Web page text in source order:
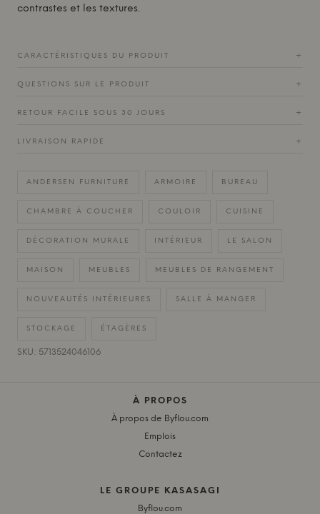
contrastes et les textures.
CARACTÉRISTIQUES DU PRODUIT +
QUESTIONS SUR LE PRODUIT +
RETOUR FACILE SOUS 30 JOURS +
LIVRAISON RAPIDE +
ANDERSEN FURNITURE ARMOIRE BUREAU
CHAMBRE À COUCHER COULOIR CUISINE
DÉCORATION MURALE INTÉRIEUR LE SALON
MAISON MEUBLES MEUBLES DE RANGEMENT
NOUVEAUTÉS INTÉRIEURES SALLE À MANGER
STOCKAGE ÉTAGÈRES
SKU: 5713524046106
À PROPOS
À propos de Byflou.com
Emplois
Contactez
LE GROUPE KASASAGI
Byflou.com